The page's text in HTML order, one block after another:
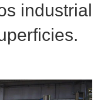
industrial